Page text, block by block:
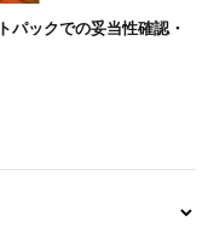
パックでの妥当性確認・